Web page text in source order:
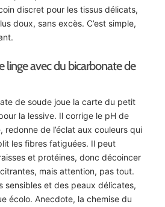
discret pour les tissus délicats,
doux, sans excès. C’est simple,
linge avec du bicarbonate de
de soude joue la carte du petit
la lessive. Il corrige le pH de
redonne de l’éclat aux couleurs qui
les fibres fatiguées. Il peut
et protéines, donc décoincer
mais attention, pas tout.
sensibles et des peaux délicates,
écolo. Anecdote, la chemise du